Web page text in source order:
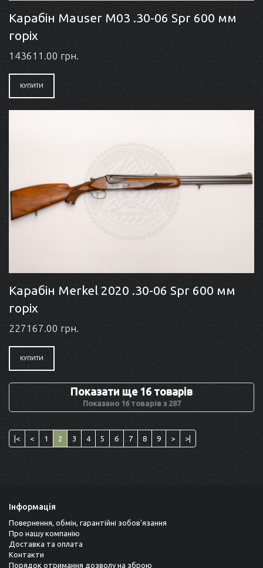
Карабін Mauser M03 .30-06 Spr 600 мм
горіх
143611.00 грн.
КУПИТИ
Карабін Merkel 2020 .30-06 Spr 600 мм
горіх
227167.00 грн.
КУПИТИ
Показати ще 16 товарів
Показано 16 товарів з 287
|< < 1 2 3 4 5 6 7 8 9 > >|
Інформація
Повернення, обмін, гарантійні зобов'язання
Про нашу компанію
Доставка та оплата
Контакти
Порядок отримання дозволу на зброю